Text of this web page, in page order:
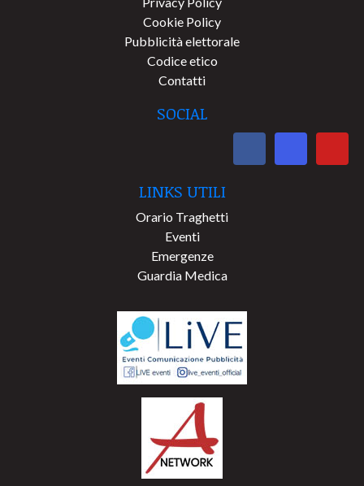
Cookie Policy
Pubblicità elettorale
Codice etico
Contatti
SOCIAL
LINKS UTILI
Orario Traghetti
Eventi
Emergenze
Guardia Medica